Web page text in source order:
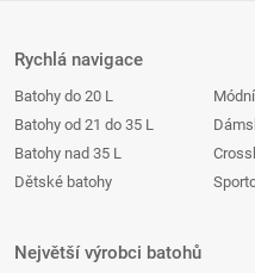
Rychlá navigace
Batohy do 20 L
Batohy od 21 do 35 L
Batohy nad 35 L
Dětské batohy
Největší výrobci batohů